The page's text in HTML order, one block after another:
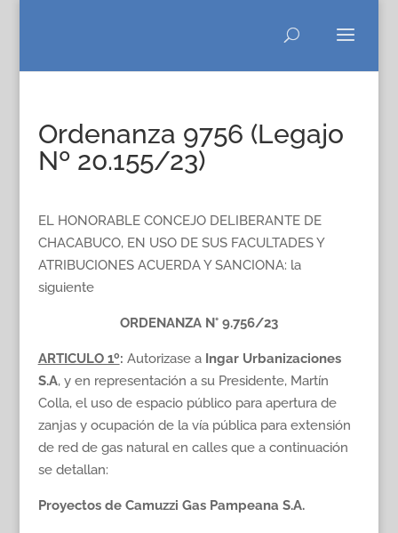
Ordenanza 9756 (Legajo
Nº 20.155/23)
EL HONORABLE CONCEJO DELIBERANTE DE
CHACABUCO, EN USO DE SUS FACULTADES Y
ATRIBUCIONES ACUERDA Y SANCIONA: la
siguiente
ORDENANZA N° 9.756/23
ARTICULO 1º: Autorizase a Ingar Urbanizaciones
S.A, y en representación a su Presidente, Martín
Colla, el uso de espacio público para apertura de
zanjas y ocupación de la vía pública para extensión
de red de gas natural en calles que a continuación
se detallan:
Proyectos de Camuzzi Gas Pampeana S.A.